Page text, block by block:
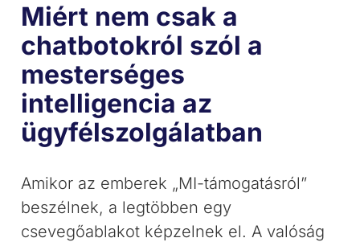
Miért nem csak a
chatbotokról szól a
mesterséges
intelligencia az
ügyfélszolgálatban
Amikor az emberek „MI-támogatásról”
beszélnek, a legtöbben egy
csevegőablakot képzelnek el. A valóság